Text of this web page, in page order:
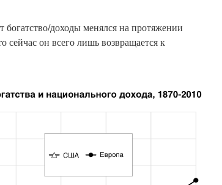
доходы менялся на протяжении
сейчас он всего лишь возвращается к